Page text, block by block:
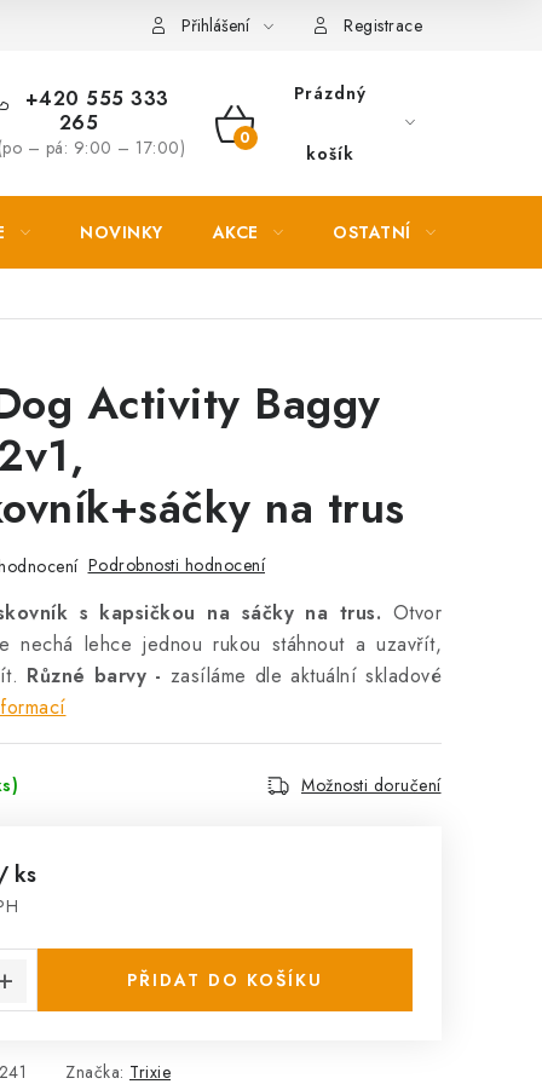
Přihlášení Registrace
+420 555 333
265
(po – pá: 9:00 – 17:00)
NÁKUPNÍ
Prázdný
košík
NOVINKY AKCE OSTATNÍ
Activity Baggy
na trus
Podrobnosti hodnocení
s kapsičkou na sáčky na trus. Otvor
nechá lehce jednou rukou stáhnout a uzavřít,
Různé barvy - zasíláme dle aktuální skladové
Možnosti doručení
ks
PŘIDAT DO KOŠÍKU
Značka: Trixie